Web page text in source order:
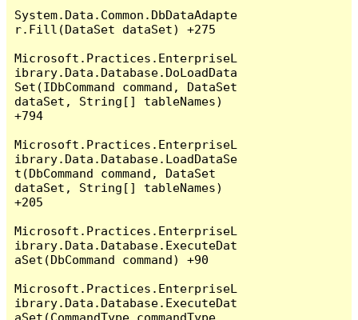
System.Data.Common.DbDataAdapte
r.Fill(DataSet dataSet) +275
Microsoft.Practices.EnterpriseL
ibrary.Data.Database.DoLoadData
Set(IDbCommand command, DataSet
dataSet, String[] tableNames)
+794
Microsoft.Practices.EnterpriseL
ibrary.Data.Database.LoadDataSe
t(DbCommand command, DataSet
dataSet, String[] tableNames)
+205
Microsoft.Practices.EnterpriseL
ibrary.Data.Database.ExecuteDat
aSet(DbCommand command) +90
Microsoft.Practices.EnterpriseL
ibrary.Data.Database.ExecuteDat
aSet(CommandType commandType,